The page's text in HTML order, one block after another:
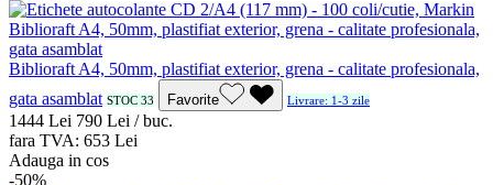
Biblioraft A4, 50mm, plastifiat exterior, grena - calitate profesionala,
gata asamblat STOC 33 Favorite Livrare: 1-3 zile
1444 Lei 790 Lei / buc.
fara TVA: 653 Lei
Adauga in cos
-50%